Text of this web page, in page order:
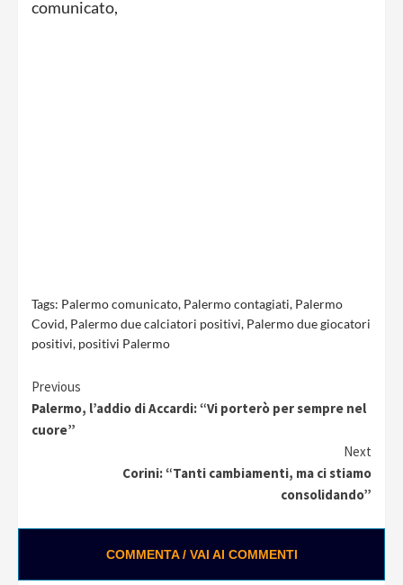
comunicato,
Tags: Palermo comunicato, Palermo contagiati, Palermo
Covid, Palermo due calciatori positivi, Palermo due giocatori
positivi, positivi Palermo
Continue
Reading
Previous
Palermo, l’addio di Accardi: “Vi porterò per sempre nel
cuore”
Next
Corini: “Tanti cambiamenti, ma ci stiamo
consolidando”
COMMENTA / VAI AI COMMENTI